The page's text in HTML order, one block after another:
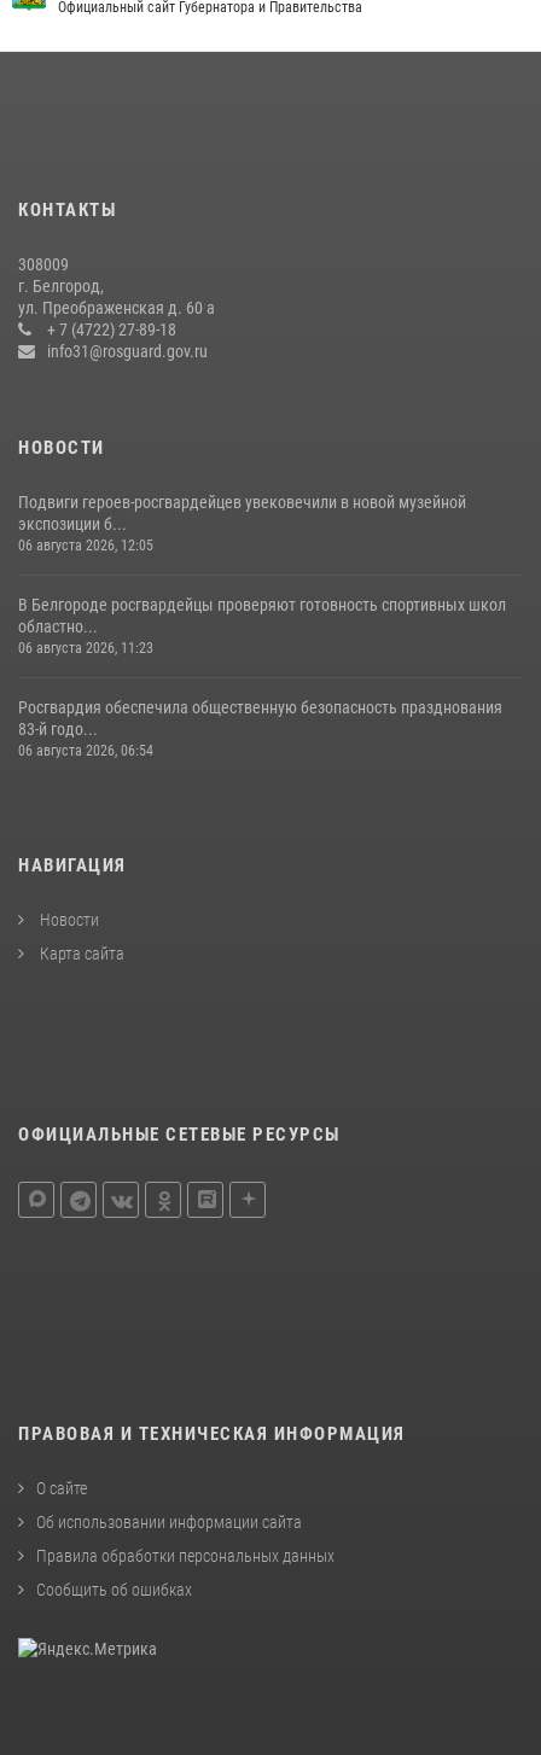
22 июля 2026, 14:36
боксу
Росгвардейцы провели урок безопасности для воспитанников
Старооскольского военно-патриотического клуба
10 июля 2026, 06:30
Официальный сайт Губернатора и Правительства
КОНТАКТЫ
308009
г. Белгород,
ул. Преображенская д. 60 а
+ 7 (4722) 27-89-18
info31@rosguard.gov.ru
НОВОСТИ
Подвиги героев‑росгвардейцев увековечили в новой музейной
экспозиции б...
06 августа 2026, 12:05
В Белгороде росгвардейцы проверяют готовность спортивных школ
областно...
06 августа 2026, 11:23
Росгвардия обеспечила общественную безопасность празднования
83-й годо...
06 августа 2026, 06:54
НАВИГАЦИЯ
Новости
Карта сайта
ОФИЦИАЛЬНЫЕ СЕТЕВЫЕ РЕСУРСЫ
ПРАВОВАЯ И ТЕХНИЧЕСКАЯ ИНФОРМАЦИЯ
О сайте
Об использовании информации сайта
Правила обработки персональных данных
Сообщить об ошибках